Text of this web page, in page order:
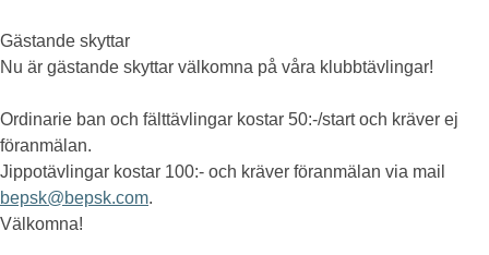
Gästande skyttar
Nu är gästande skyttar välkomna på våra klubbtävlingar!
Ordinarie ban och fälttävlingar kostar 50:-/start och kräver ej
föranmälan.
Jippotävlingar kostar 100:- och kräver föranmälan via mail
bepsk@bepsk.com.
Välkomna!